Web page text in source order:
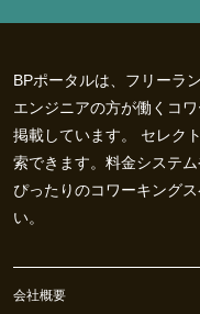
BPポータルは、フリーラ
エンジニアの方が働くコ
掲載しています。 セレク
索できます。料金システ
ぴったりのコワーキング
い。
会社概要